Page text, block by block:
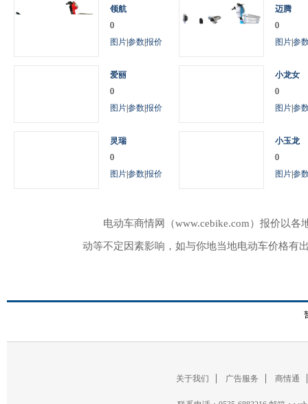
领航
0
图片参数报价
迈腾
0
图片参
爱丽
0
图片参数报价
小龙女
0
图片参
灵瑞
0
图片参数报价
小玉龙
0
图片参
电动车商情网（www.cebike.com）报价以
动等不定因素影响，如与你地当地电动车价格有
关于我们 广告服务 商情通